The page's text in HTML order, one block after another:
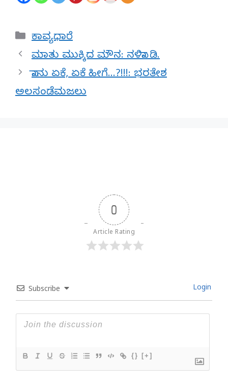
Categories
ಕಾವ್ಯಧಾರೆ
ಮಾತು ಮುಕ್ಕಿದ ಮೌನ: ನಳಿನಾ ಡಿ.
ನಾನು ಏಕೆ, ಏಕೆ ಹೀಗೆ…?!!!: ಭರತೇಶ
ಅಲಸಂಡೆಮಜಲು
0
Article Rating
Subscribe Login
{} [+]